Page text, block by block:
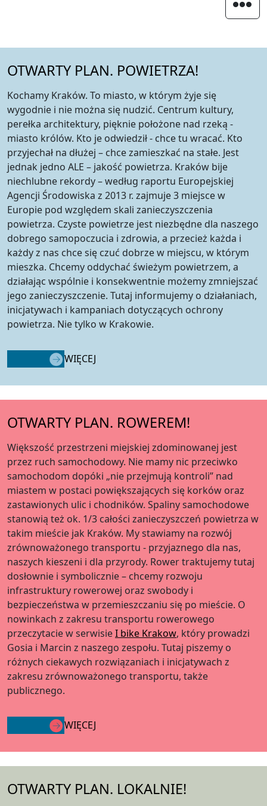
OTWARTY PLAN. POWIETRZA!
Kochamy Kraków. To miasto, w którym żyje się
wygodnie i nie można się nudzić. Centrum kultury,
perełka architektury, pięknie położone nad rzeką -
miasto królów. Kto je odwiedził - chce tu wracać. Kto
przyjechał na dłużej – chce zamieszkać na stałe. Jest
jednak jedno ALE – jakość powietrza. Kraków bije
niechlubne rekordy – według raportu Europejskiej
Agencji Środowiska z 2013 r. zajmuje 3 miejsce w
Europie pod względem skali zanieczyszczenia
powietrza. Czyste powietrze jest niezbędne dla naszego
dobrego samopoczucia i zdrowia, a przecież każda i
każdy z nas chce się czuć dobrze w miejscu, w którym
mieszka. Chcemy oddychać świeżym powietrzem, a
działając wspólnie i konsekwentnie możemy zmniejszać
jego zanieczyszczenie. Tutaj informujemy o działaniach,
inicjatywach i kampaniach dotyczących ochrony
powietrza. Nie tylko w Krakowie.
WIĘCEJ
OTWARTY PLAN. ROWEREM!
Większość przestrzeni miejskiej zdominowanej jest
przez ruch samochodowy. Nie mamy nic przeciwko
samochodom dopóki „nie przejmują kontroli” nad
miastem w postaci powiększających się korków oraz
zastawionych ulic i chodników. Spaliny samochodowe
stanowią też ok. 1/3 całości zanieczyszczeń powietrza w
takim mieście jak Kraków. My stawiamy na rozwój
zrównoważonego transportu - przyjaznego dla nas,
naszych kieszeni i dla przyrody. Rower traktujemy tutaj
dosłownie i symbolicznie – chcemy rozwoju
infrastruktury rowerowej oraz swobody i
bezpieczeństwa w przemieszczaniu się po mieście. O
nowinkach z zakresu transportu rowerowego
przeczytacie w serwisieI bike Krakow, który prowadzi
Gosia i Marcin z naszego zespołu. Tutaj piszemy o
różnych ciekawych rozwiązaniach i inicjatywach z
zakresu zrównoważonego transportu, także
publicznego.
WIĘCEJ
OTWARTY PLAN. LOKALNIE!